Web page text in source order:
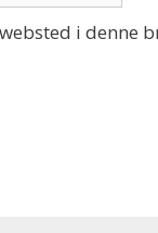
i denne